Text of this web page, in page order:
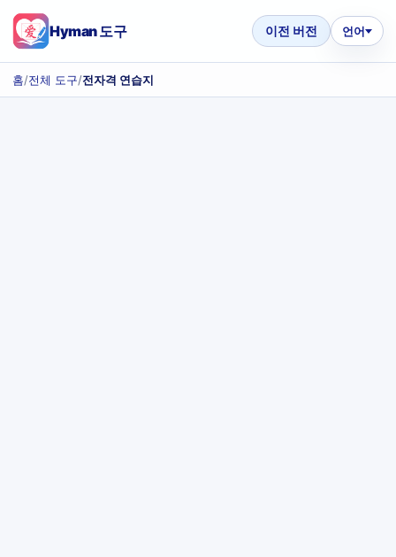
Hyman 도구 이전 버전 언어
홈/전체 도구/전자격 연습지